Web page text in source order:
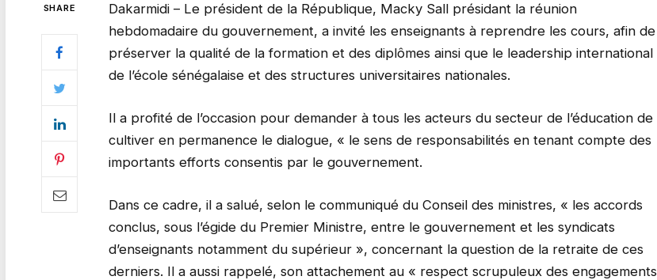
SHARE
Dakarmidi – Le président de la République, Macky Sall présidant la réunion
hebdomadaire du gouvernement, a invité les enseignants à reprendre les cours, afin de
préserver la qualité de la formation et des diplômes ainsi que le leadership international
de l’école sénégalaise et des structures universitaires nationales.
Il a profité de l’occasion pour demander à tous les acteurs du secteur de l’éducation de
cultiver en permanence le dialogue, « le sens de responsabilités en tenant compte des
importants efforts consentis par le gouvernement.
Dans ce cadre, il a salué, selon le communiqué du Conseil des ministres, « les accords
conclus, sous l’égide du Premier Ministre, entre le gouvernement et les syndicats
d’enseignants notamment du supérieur », concernant la question de la retraite de ces
derniers. Il a aussi rappelé, son attachement au « respect scrupuleux des engagements